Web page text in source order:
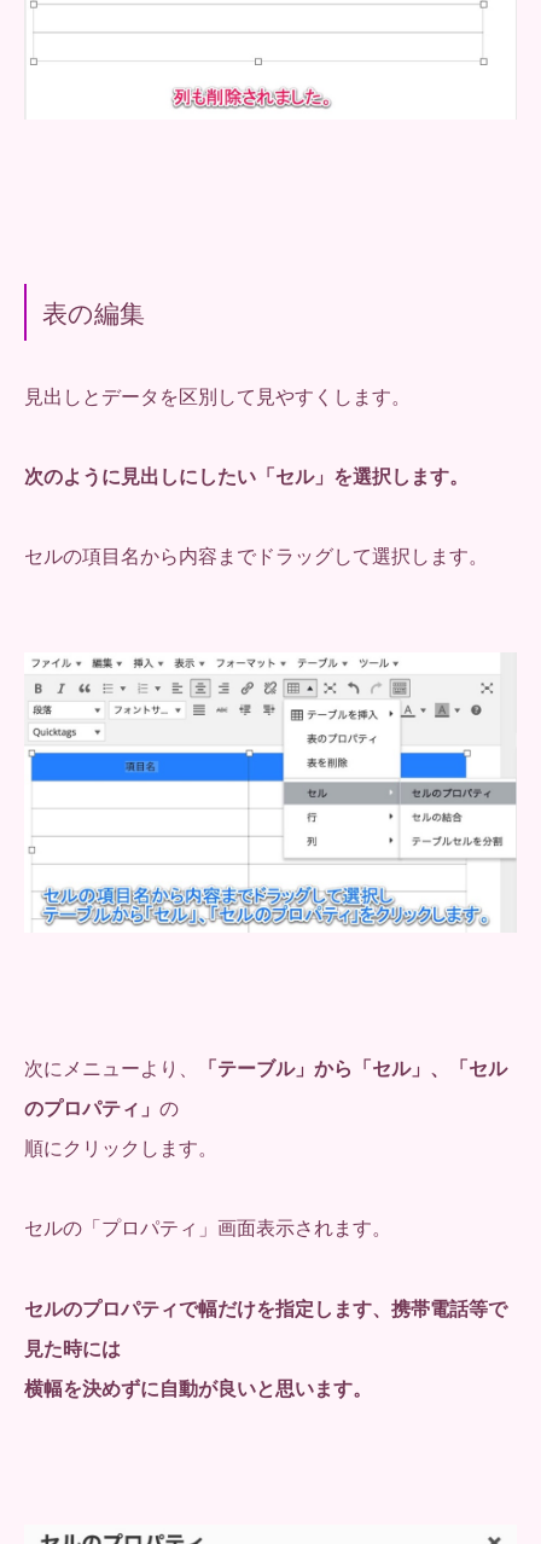
表の編集
見出しとデータを区別して見やすくします。
次のように見出しにしたい「セル」を選択します。
セルの項目名から内容までドラッグして選択します。
次にメニューより、
「テーブル」から「セル」、「セル
のプロパティ」 の
順にクリックします。
セルの「プロパティ」画面表示されます。
セルのプロパティで幅だけを指定します、携帯電話等で
見た時には
横幅を決めずに自動が良いと思います。